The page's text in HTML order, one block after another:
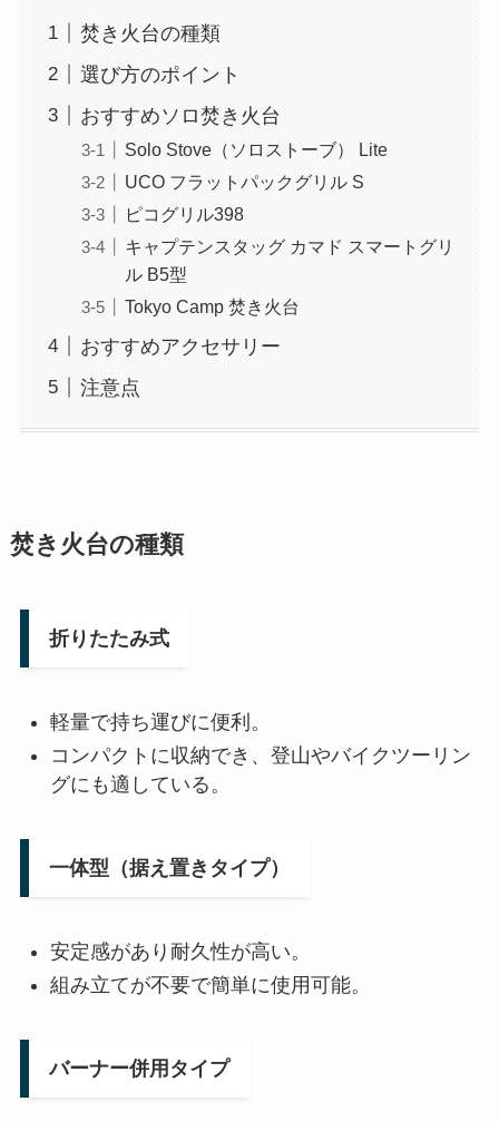
焚き火台の種類
選び方のポイント
おすすめソロ焚き火台
Solo Stove（ソロストーブ） Lite
UCO フラットパックグリル S
ピコグリル398
キャプテンスタッグ カマド スマートグリ
ル B5型
Tokyo Camp 焚き火台
おすすめアクセサリー
注意点
焚き火台の種類
折りたたみ式
軽量で持ち運びに便利。
コンパクトに収納でき、登山やバイクツーリン
グにも適している。
一体型（据え置きタイプ）
安定感があり耐久性が高い。
組み立てが不要で簡単に使用可能。
バーナー併用タイプ